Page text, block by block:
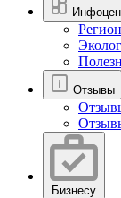
Отзывы
Бизнесу